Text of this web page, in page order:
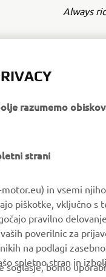
Always
eBike
Igrišča za golf
odzivi
Avtošole
razumemo
strani
in vsemi
piškotke, vključno
pravilno
poverilnic za
na podlagi
spletno stran in
soglasje, bomo